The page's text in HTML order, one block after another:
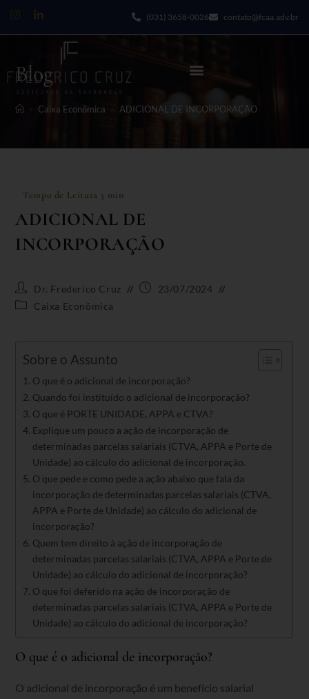
(031) 3658-0026 contato@fcaa.adv.br
Blog
Caixa Econômica ADICIONAL DE INCORPORAÇÃO
ADICIONAL DE
INCORPORAÇÃO
Dr. Frederico Cruz
23/07/2024
Caixa Econômica
Sobre o Assunto
O que é o adicional de incorporação?
Quando foi instituído o adicional de incorporação?
O que é PORTE UNIDADE, APPA e CTVA?
Explique um pouco a ação de incorporação de
determinadas parcelas salariais (CTVA, APPA e Porte de
Unidade) ao cálculo do adicional de incorporação.
O que pede e como pede a ação abaixo que fala da
incorporação de determinadas parcelas salariais (CTVA,
APPA e Porte de Unidade) ao cálculo do adicional de
incorporação?
Quem tem direito à ação de incorporação de
determinadas parcelas salariais (CTVA, APPA e Porte de
Unidade) ao cálculo do adicional de incorporação?
O que foi deferido na ação de incorporação de
determinadas parcelas salariais (CTVA, APPA e Porte de
Unidade) ao cálculo do adicional de incorporação?
O que é o adicional de incorporação?
O adicional de incorporação é um benefício salarial